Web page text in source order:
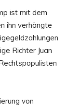
ist mit dem
ihn verhängte
Richter Juan
von